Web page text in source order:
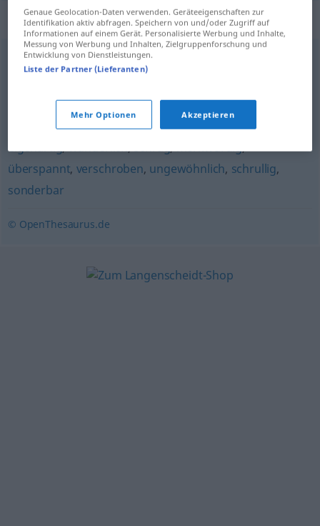
Synonyme für "absonderlich"
seltsam,komisch,kurios,skurril
kauzig,schrullenhaft ,spleenig,speziell,
eigenartig,wunderlich,schräg,merkwürdig,
überspannt, verschroben, ungewöhnlich, schrullig,
sonderbar
© OpenThesaurus.de
Genaue Geolocation-Daten verwenden. Geräteeigenschaften zur
Identifikation aktiv abfragen. Speichern von und/oder Zugriff auf
Informationen auf einem Gerät. Personalisierte Werbung und Inhalte,
Messung von Werbung und Inhalten, Zielgruppenforschung und
Entwicklung von Dienstleistungen.
Liste der Partner (Lieferanten)
Mehr Optionen Akzeptieren